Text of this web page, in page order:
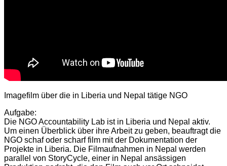
Imagefilm über die in Liberia und Nepal tätige NGO
Aufgabe:
Die NGO Accountability Lab ist in Liberia und Nepal aktiv.
Um einen Überblick über ihre Arbeit zu geben, beauftragt die
NGO schaf oder scharf film mit der Dokumentation der
Projekte in Liberia. Die Filmaufnahmen in Nepal werden
parallel von StoryCycle, einer in Nepal ansässigen